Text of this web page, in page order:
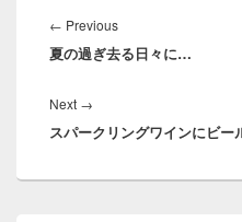
稿
ナ
ゲ
シ
← PreviousPrevious
post:
夏の過ぎ去る日々に…
Next →
post:
スパークリングワインにビ